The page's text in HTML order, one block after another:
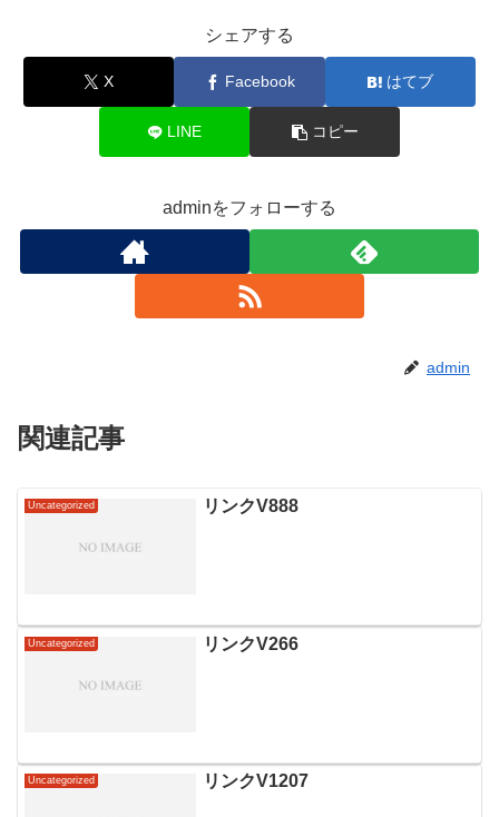
シェアする
X Facebook はてブ
LINE コピー
adminをフォローする
admin
関連記事
Uncategorized リンクV888
Uncategorized リンクV266
Uncategorized リンクV1207